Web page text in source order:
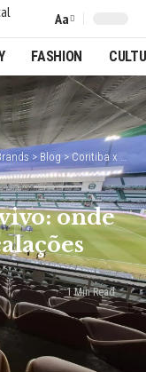
Font
Resizer
Aa
FASHION
> Blog > Coritiba x Santos ao vivo: onde assistir, horário e escalações
onde
1 Min Read